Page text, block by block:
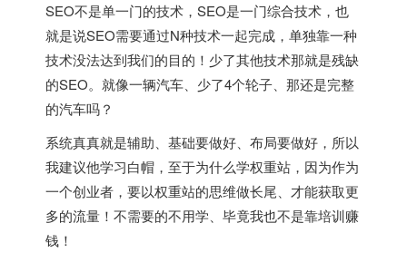
SEO不是单一门的技术，SEO是一门综合技术，也
就是说SEO需要通过N种技术一起完成，单独靠一种
技术没法达到我们的目的！少了其他技术那就是残缺
的SEO。就像一辆汽车、少了4个轮子、那还是完整
的汽车吗？
系统真真就是辅助、基础要做好、布局要做好，所以
我建议他学习白帽，至于为什么学权重站，因为作为
一个创业者，要以权重站的思维做长尾、才能获取更
多的流量！不需要的不用学、毕竟我也不是靠培训赚
钱！